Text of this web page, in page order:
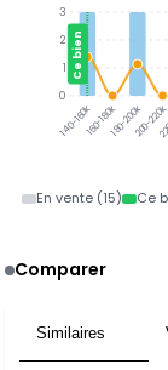
140-160k160-180k180-200k200-220k
Ce bien
3
2
1
0
En vente (15) Ce
Comparer
Similaires